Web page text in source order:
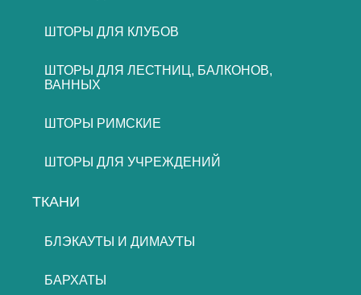
ШТОРЫ ДЛЯ КЛУБОВ
ШТОРЫ ДЛЯ ЛЕСТНИЦ, БАЛКОНОВ,
ВАННЫХ
ШТОРЫ РИМСКИЕ
ШТОРЫ ДЛЯ УЧРЕЖДЕНИЙ
ТКАНИ
БЛЭКАУТЫ И ДИМАУТЫ
БАРХАТЫ